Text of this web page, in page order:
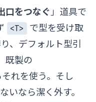
口をつなぐ 」道具で
<T>
で型を受け取
、デフォルト型引
既製の
れを使う。そし
いなら潔く外す。